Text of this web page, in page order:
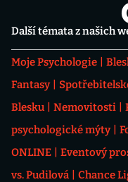
Další témata z našich
Moje Psychologie
Fantasy
Blesku
Nemovitosti
psychologické mýty
ONLINE
Eventový
vs. Pudilová
Chance